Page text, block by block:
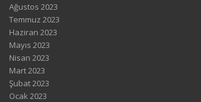
Ağustos 2023
Temmuz 2023
Haziran 2023
Mayıs 2023
Nisan 2023
Mart 2023
Şubat 2023
Ocak 2023